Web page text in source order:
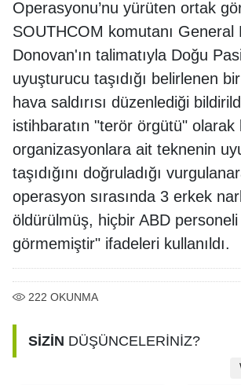
Operasyonu’nu yürüten ortak
SOUTHCOM komutanı General
Donovan'ın talimatıyla Doğu
uyuşturucu taşıdığı belirlenen
hava saldırısı düzenlediği
istihbaratın "terör örgütü" olarak
organizasyonlara ait teknenin
taşıdığını doğruladığı
operasyon sırasında 3 erkek
öldürülmüş, hiçbir ABD
görmemiştir" ifadeleri kullanıldı.
222 OKUNMA
SİZİN DÜŞÜNCELERİNİZ?